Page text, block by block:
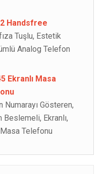
Handsfree
Tuşlu, Estetik
Analog Telefon
Ekranlı Masa
Numarayı Gösteren,
Beslemeli, Ekranlı,
Telefonu